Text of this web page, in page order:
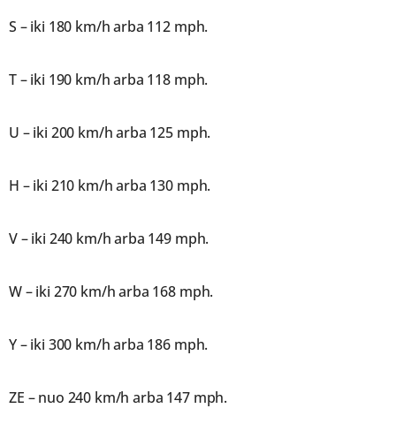
S – iki 180 km/h arba 112 mph.
T – iki 190 km/h arba 118 mph.
U – iki 200 km/h arba 125 mph.
H – iki 210 km/h arba 130 mph.
V – iki 240 km/h arba 149 mph.
W – iki 270 km/h arba 168 mph.
Y – iki 300 km/h arba 186 mph.
ZE – nuo 240 km/h arba 147 mph.